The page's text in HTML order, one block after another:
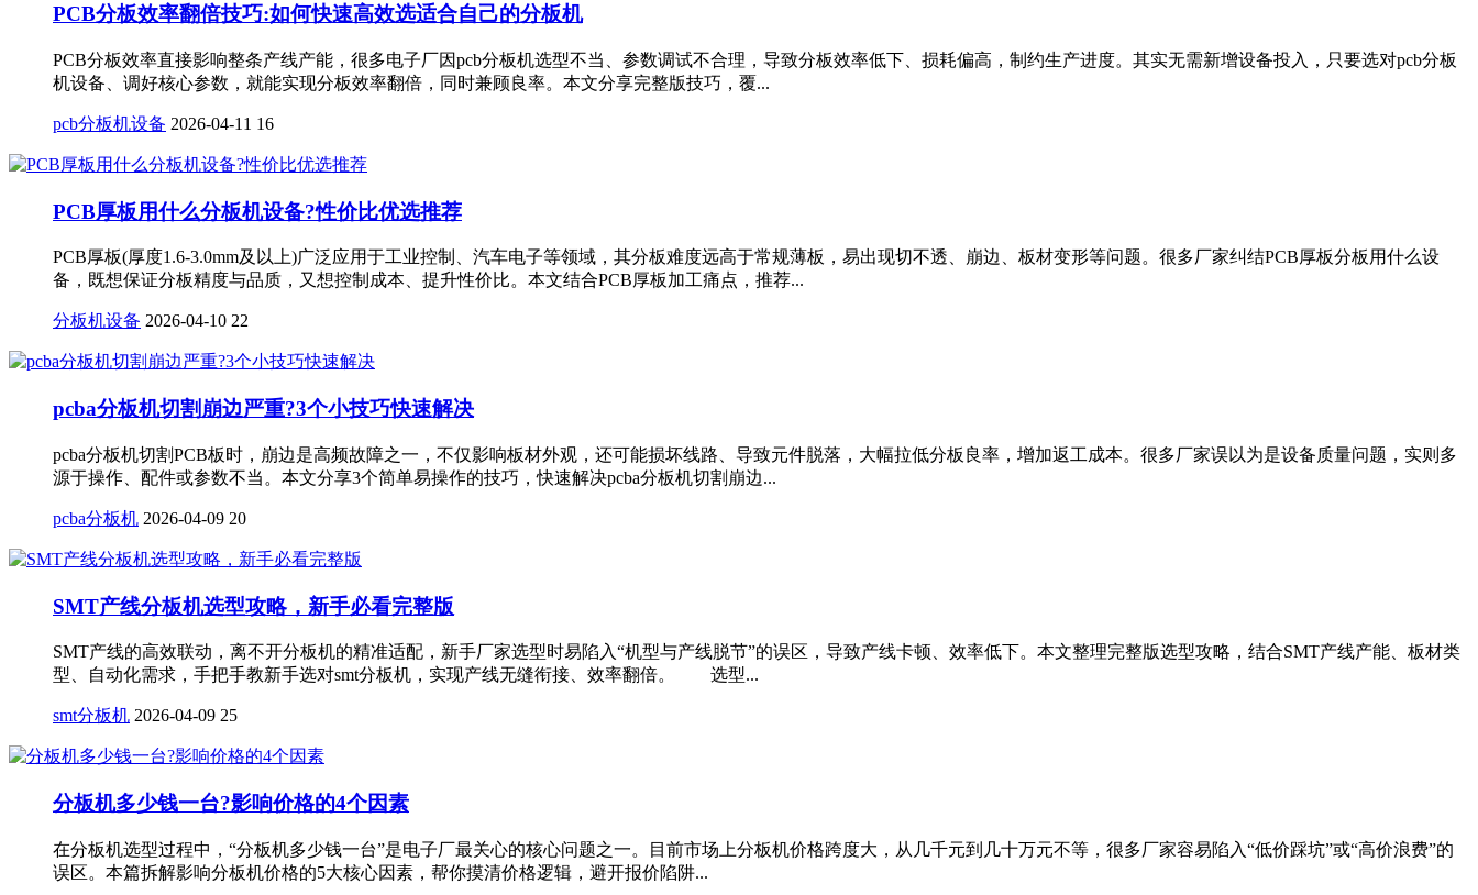
PCB分板效率翻倍技巧:如何快速高效选适合自己的分板机
PCB分板效率直接影响整条产线产能，很多电子厂因pcb分板机选型不当、参数调试不合理，导致分板效率低下、损耗偏高，制约生产进度。其实无需新增设备投入，只要选对pcb分板
机设备、调好核心参数，就能实现分板效率翻倍，同时兼顾良率。本文分享完整版技巧，覆...
pcb分板机设备 2026-04-11 16
PCB厚板用什么分板机设备?性价比优选推荐
PCB厚板(厚度1.6-3.0mm及以上)广泛应用于工业控制、汽车电子等领域，其分板难度远高于常规薄板，易出现切不透、崩边、板材变形等问题。很多厂家纠结PCB厚板分板用什么设
备，既想保证分板精度与品质，又想控制成本、提升性价比。本文结合PCB厚板加工痛点，推荐...
分板机设备 2026-04-10 22
pcba分板机切割崩边严重?3个小技巧快速解决
pcba分板机切割PCB板时，崩边是高频故障之一，不仅影响板材外观，还可能损坏线路、导致元件脱落，大幅拉低分板良率，增加返工成本。很多厂家误以为是设备质量问题，实则多
源于操作、配件或参数不当。本文分享3个简单易操作的技巧，快速解决pcba分板机切割崩边...
pcba分板机 2026-04-09 20
SMT产线分板机选型攻略，新手必看完整版
SMT产线的高效联动，离不开分板机的精准适配，新手厂家选型时易陷入“机型与产线脱节”的误区，导致产线卡顿、效率低下。本文整理完整版选型攻略，结合SMT产线产能、板材类
型、自动化需求，手把手教新手选对smt分板机，实现产线无缝衔接、效率翻倍。 选型...
smt分板机 2026-04-09 25
分板机多少钱一台?影响价格的4个因素
在分板机选型过程中，“分板机多少钱一台”是电子厂最关心的核心问题之一。目前市场上分板机价格跨度大，从几千元到几十万元不等，很多厂家容易陷入“低价踩坑”或“高价浪费”的
误区。本篇拆解影响分板机价格的5大核心因素，帮你摸清价格逻辑，避开报价陷阱...